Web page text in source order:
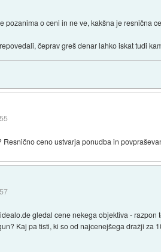
pozanima o ceni in ne ve, kakšna je resnična
čeprav greš denar lahko iskat tudi
Resnično ceno ustvarja ponudba in
gledal cene nekega objektiva - razpon
Kaj pa tisti, ki so od najcenejšega dražji za